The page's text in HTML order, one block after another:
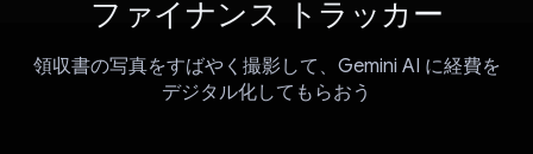
ファイナンス トラッカー
領収書の写真をすばやく撮影して、Gemini AI に経費を
デジタル化してもらおう